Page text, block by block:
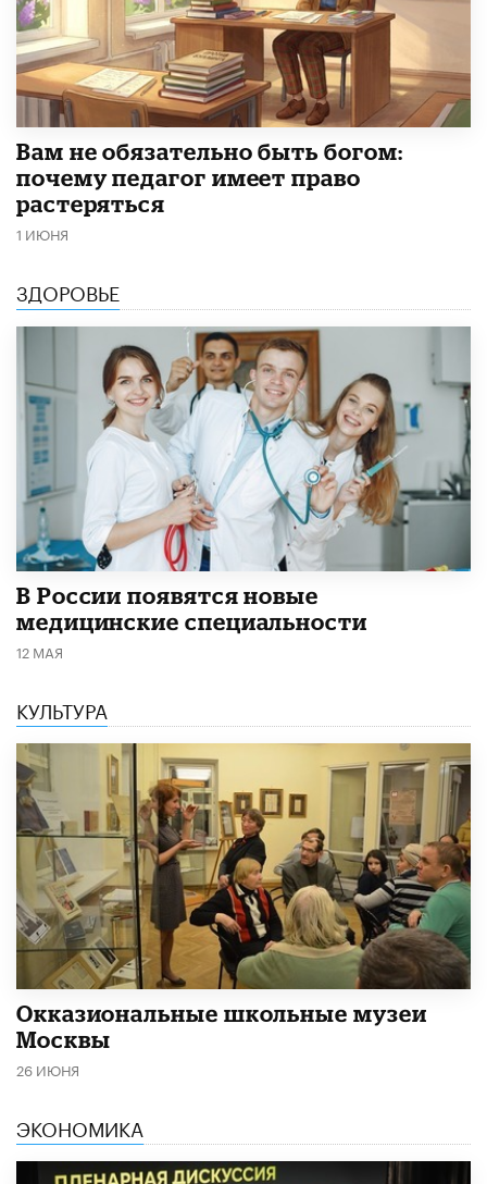
​Вам не обязательно быть богом:
почему педагог имеет право
растеряться
1 ИЮНЯ
ЗДОРОВЬЕ
В России появятся новые
медицинские специальности
12 МАЯ
КУЛЬТУРА
​Окказиональные школьные музеи
Москвы
26 ИЮНЯ
ЭКОНОМИКА